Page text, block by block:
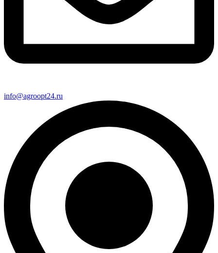
info@agroopt24.ru